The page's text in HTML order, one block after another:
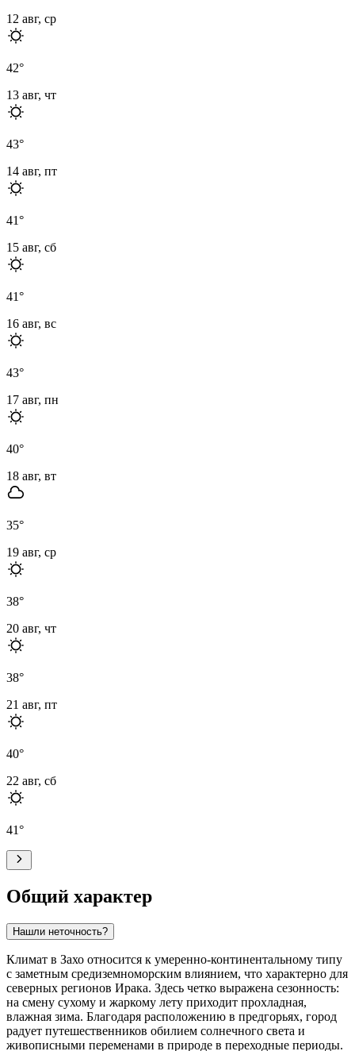
12 авг, ср
42°
13 авг, чт
43°
14 авг, пт
41°
15 авг, сб
41°
16 авг, вс
43°
17 авг, пн
40°
18 авг, вт
35°
19 авг, ср
38°
20 авг, чт
38°
21 авг, пт
40°
22 авг, сб
41°
Общий характер
Нашли неточность?
Климат в Захо относится к умеренно-континентальному типу
с заметным средиземноморским влиянием, что характерно для
северных регионов Ирака. Здесь четко выражена сезонность:
на смену сухому и жаркому лету приходит прохладная,
влажная зима. Благодаря расположению в предгорьях, город
радует путешественников обилием солнечного света и
живописными переменами в природе в переходные периоды.